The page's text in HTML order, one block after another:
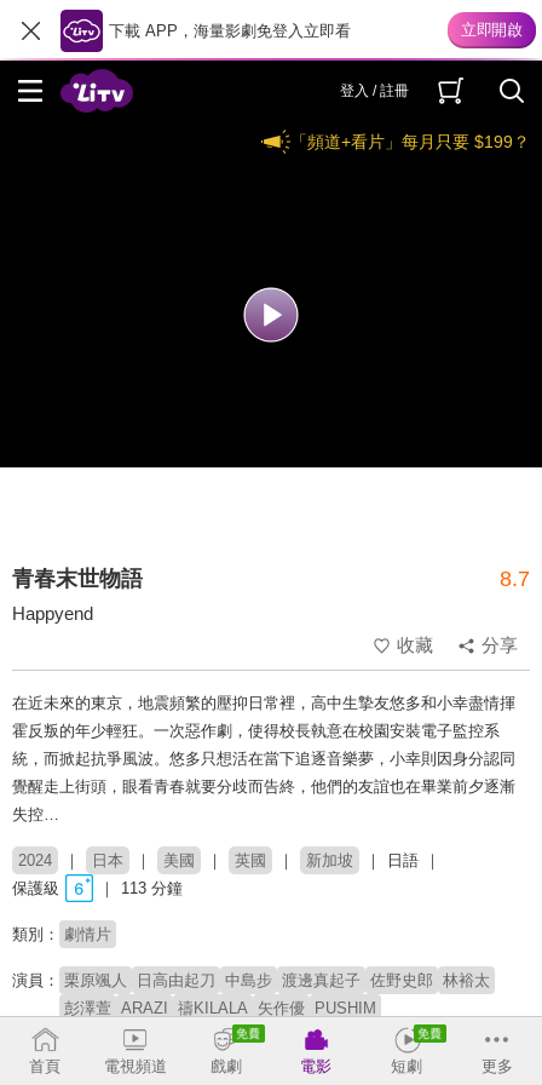
下載 APP，海量影劇免登入立即看
登入 / 註冊
「頻道+看片」每月只要 $199？
青春末世物語 8.7
Happyend
收藏
分享
在近未來的東京，地震頻繁的壓抑日常裡，高中生摯友悠多和小幸盡情揮
霍反叛的年少輕狂。一次惡作劇，使得校長執意在校園安裝電子監控系
統，而掀起抗爭風波。悠多只想活在當下追逐音樂夢，小幸則因身分認同
覺醒走上街頭，眼看青春就要分歧而告終，他們的友誼也在畢業前夕逐漸
失控…
2024 日本 美國 英國 新加坡
日語
保護級
113 分鐘
類別： 劇情片
演員： 栗原颯人 日高由起刀 中島步 渡邊真起子 佐野史郎 林裕太
彭澤萱 ARAZI 禱KILALA 矢作優 PUSHIM
導演： 空音央
首頁 電視頻道 戲劇 電影 短劇 更多